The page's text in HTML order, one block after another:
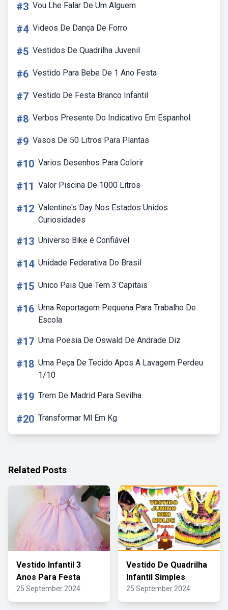
#3 Vou Lhe Falar De Um Alguem
#4 Videos De Dança De Forro
#5 Vestidos De Quadrilha Juvenil
#6 Vestido Para Bebe De 1 Ano Festa
#7 Vestido De Festa Branco Infantil
#8 Verbos Presente Do Indicativo Em Espanhol
#9 Vasos De 50 Litros Para Plantas
#10 Varios Desenhos Para Colorir
#11 Valor Piscina De 1000 Litros
#12 Valentine's Day Nos Estados Unidos
Curiosidades
#13 Universo Bike é Confiável
#14 Unidade Federativa Do Brasil
#15 Unico Pais Que Tem 3 Capitais
#16 Uma Reportagem Pequena Para Trabalho De
Escola
#17 Uma Poesia De Oswald De Andrade Diz
#18 Uma Peça De Tecido Apos A Lavagem Perdeu
1/10
#19 Trem De Madrid Para Sevilha
#20 Transformar Ml Em Kg
Related Posts
Vestido Infantil 3
Anos Para Festa
25 September 2024
Vestido De Quadrilha
Infantil Simples
25 September 2024